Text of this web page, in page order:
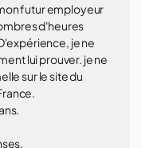
futur employeur
d'heures
je ne
lui prouver. je ne
sur le site du